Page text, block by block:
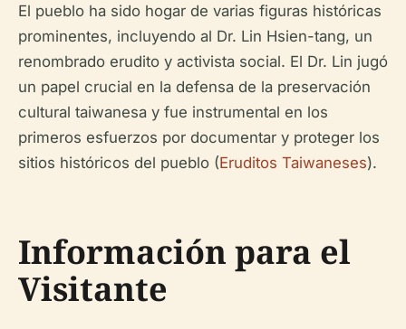
El pueblo ha sido hogar de varias figuras históricas
prominentes, incluyendo al Dr. Lin Hsien-tang, un
renombrado erudito y activista social. El Dr. Lin jugó
un papel crucial en la defensa de la preservación
cultural taiwanesa y fue instrumental en los
primeros esfuerzos por documentar y proteger los
sitios históricos del pueblo (Eruditos Taiwaneses).
Información para el
Visitante